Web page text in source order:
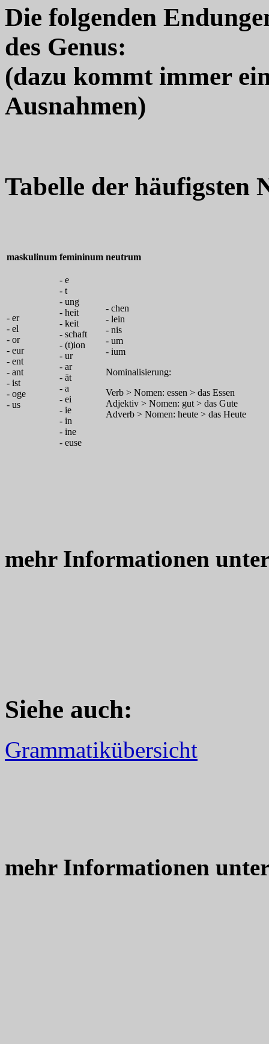
Die folgenden
des Genus:
(dazu kommt immer
Ausnahmen)
Tabelle der häufigsten
maskulinum femininum neutrum
- er
- el
- or
- eur
- ent
- ant
- ist
- oge
- us
- e
- t
- ung
- heit
- keit
- schaft
- (t)ion
- ur
- ar
- ät
- a
- ei
- ie
- in
- ine
- euse
- chen
- lein
- nis
- um
- ium
Nominalisierung:
Verb > Nomen: essen > das Essen
Adjektiv > Nomen: gut > das Gute
Adverb > Nomen: heute > das Heute
mehr Informationen
Siehe auch:
Grammatikübersicht
mehr Informationen